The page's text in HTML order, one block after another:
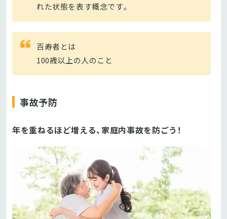
れた状態を表す概念です。
百寿者とは
100歳以上の人のこと
事故予防
年を重ねるほど増える、家庭内事故を防ごう！